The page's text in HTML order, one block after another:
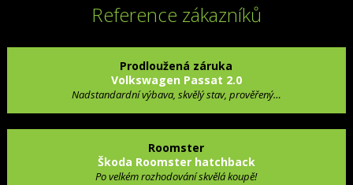
Reference zákazníků
Prodloužená záruka
Volkswagen Passat 2.0
Nadstandardní výbava, skvělý stav, prověřený…
Roomster
Škoda Roomster hatchback
Po velkém rozhodování skvělá koupě!